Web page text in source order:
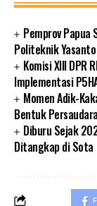
Pemprov Papua
Politeknik
Komisi XIII DPR
Implementasi
Momen Adik-
Bentuk
Diburu Sejak
Ditangkap di Sota